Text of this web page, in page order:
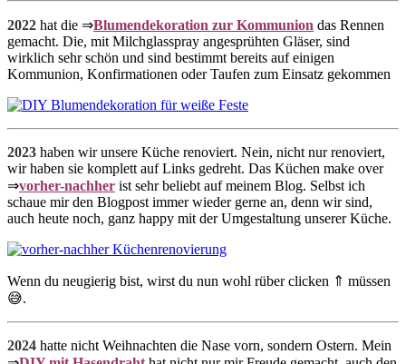
2022 hat die ⇒Blumendekoration zur Kommunion das Rennen
gemacht. Die, mit Milchglasspray angesprühten Gläser, sind
wirklich sehr schön und sind bestimmt bereits auf einigen
Kommunion, Konfirmationen oder Taufen zum Einsatz gekommen
2023 haben wir unsere Küche renoviert. Nein, nicht nur renoviert,
wir haben sie komplett auf Links gedreht. Das Küchen make over
⇒vorher-nachher ist sehr beliebt auf meinem Blog. Selbst ich
schaue mir den Blogpost immer wieder gerne an, denn wir sind,
auch heute noch, ganz happy mit der Umgestaltung unserer Küche.
Wenn du neugierig bist, wirst du nun wohl rüber clicken ⇑ müssen
😅.
2024 hatte nicht Weihnachten die Nase vorn, sondern Ostern. Mein